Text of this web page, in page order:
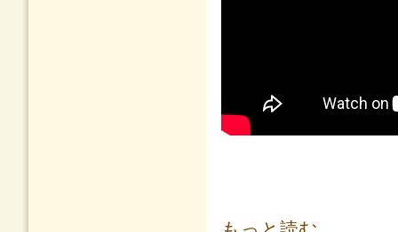
橋のある風景...そこに愛はあるのか